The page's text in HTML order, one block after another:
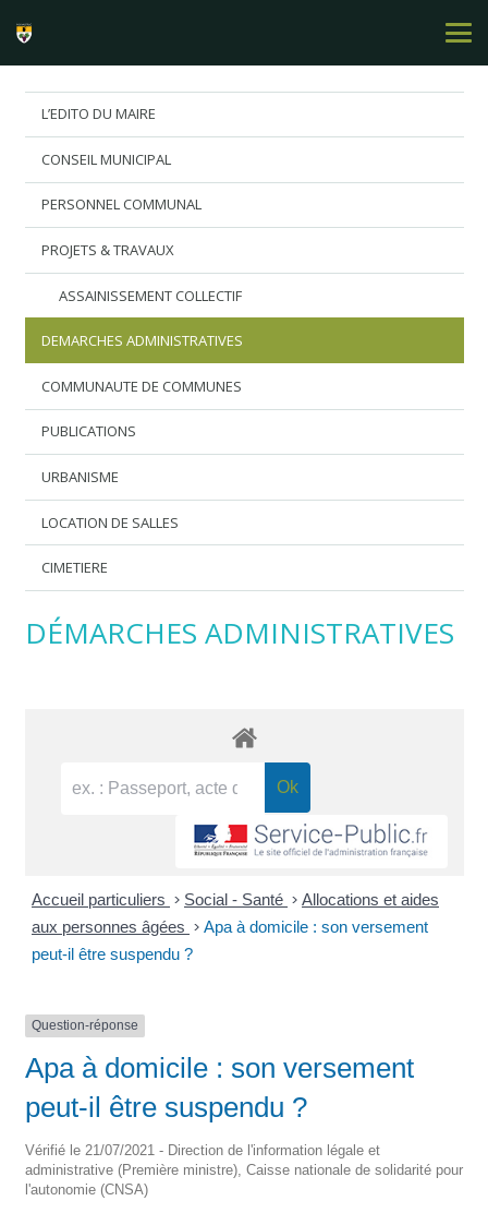
L’EDITO DU MAIRE
CONSEIL MUNICIPAL
PERSONNEL COMMUNAL
PROJETS & TRAVAUX
ASSAINISSEMENT COLLECTIF
DEMARCHES ADMINISTRATIVES
COMMUNAUTE DE COMMUNES
PUBLICATIONS
URBANISME
LOCATION DE SALLES
CIMETIERE
DÉMARCHES ADMINISTRATIVES
Accueil particuliers > Social - Santé > Allocations et aides
aux personnes âgées > Apa à domicile : son versement
peut-il être suspendu ?
Question-réponse
Apa à domicile : son versement
peut-il être suspendu ?
Vérifié le 21/07/2021 - Direction de l'information légale et
administrative (Première ministre), Caisse nationale de solidarité pour
l'autonomie (CNSA)